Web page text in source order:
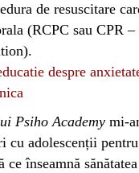
de resuscitare
(RCPC sau CPR
despre
Psiho Academy mi-
cu adolescenții
ce înseamnă